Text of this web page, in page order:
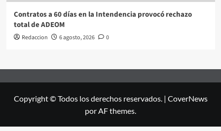
Contratos a 60 días en la Intendencia provocó rechazo
total de ADEOM
Redaccion 6 agosto, 2026 0
Copyright © Todos los derechos reservados. | CoverNews
por AF themes.